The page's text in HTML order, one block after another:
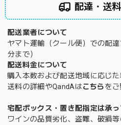
配達・送
配送業者について
ヤマト運輸（クール便）での配
分まで）
配送料金について
購入本数および配送地域に応じた
送料の詳細やQandAはこちら をご
宅配ボックス・置き配指定は承っ
ワインの品質劣化、盗難、破損